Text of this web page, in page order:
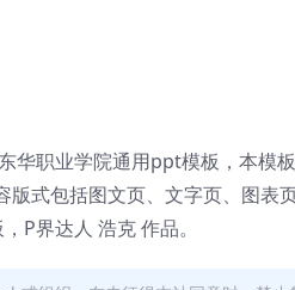
华职业学院通用ppt模板，本模
式包括图文页、文字页、图表
P界达人 浩克 作品。